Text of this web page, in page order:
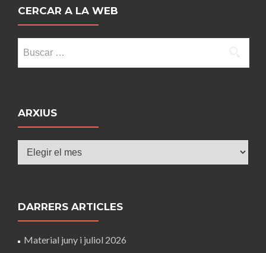
CERCAR A LA WEB
ARXIUS
DARRERS ARTICLES
Material juny i juliol 2026